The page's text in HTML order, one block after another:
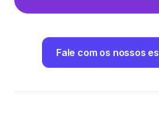
Fale com os nossos